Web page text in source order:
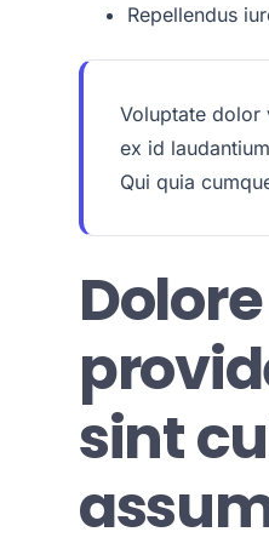
Repellendus
Voluptate dolor
ex id
Qui quia
sint